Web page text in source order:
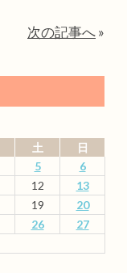
次の記事へ »
土
日
5
6
12
13
19
20
26
27